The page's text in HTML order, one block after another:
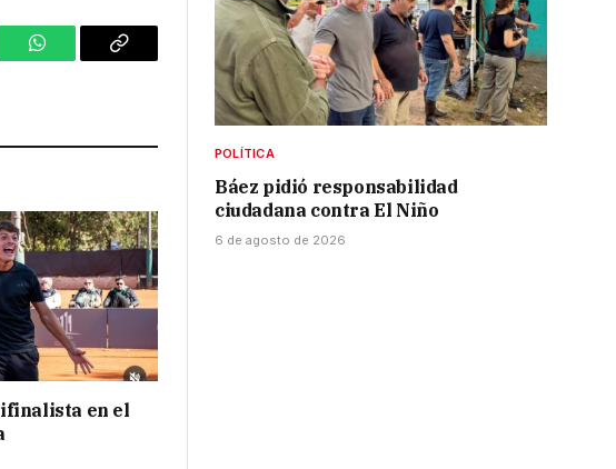
WhatsAppCopy
en el
POLÍTICA
Báez pidió responsabilidad
ciudadana contra El Niño
6 de agosto de 2026